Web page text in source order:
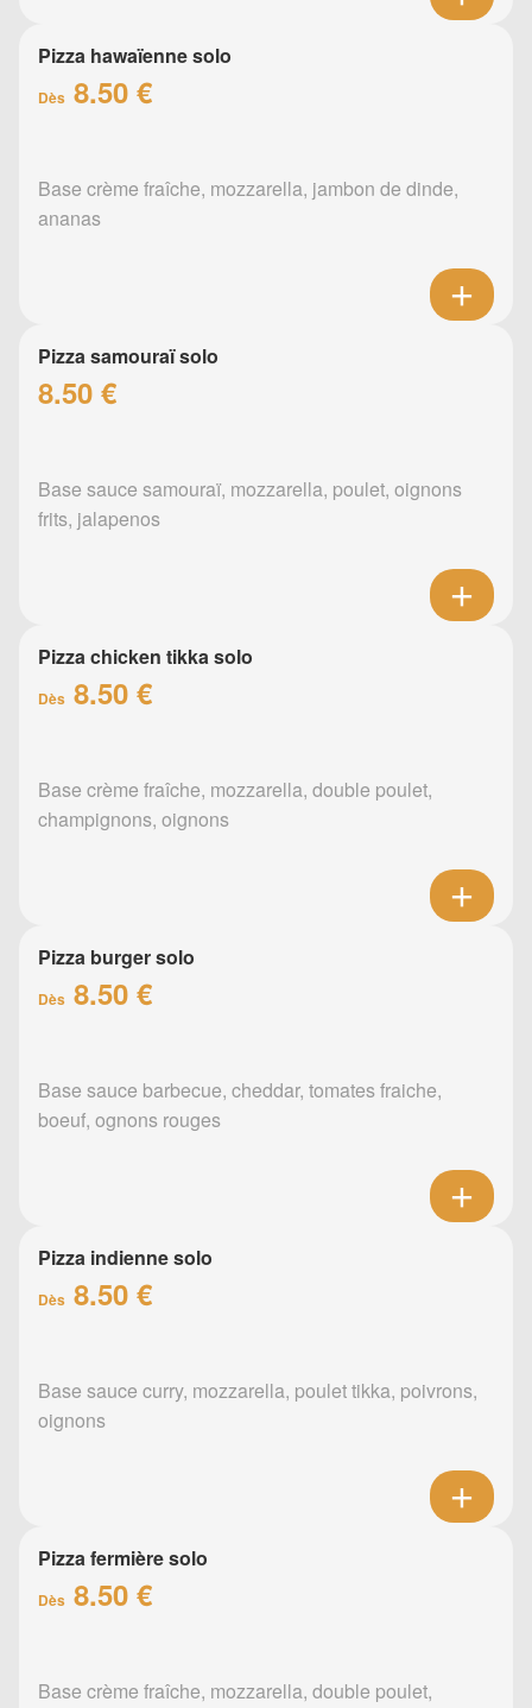
Pizza hawaïenne solo
Dès 8.50 €
Base crème fraîche, mozzarella, jambon de dinde,
ananas
Pizza samouraï solo
8.50 €
Base sauce samouraï, mozzarella, poulet, oignons
frits, jalapenos
Pizza chicken tikka solo
Dès 8.50 €
Base crème fraîche, mozzarella, double poulet,
champignons, oignons
Pizza burger solo
Dès 8.50 €
Base sauce barbecue, cheddar, tomates fraiche,
boeuf, ognons rouges
Pizza indienne solo
Dès 8.50 €
Base sauce curry, mozzarella, poulet tikka, poivrons,
oignons
Pizza fermière solo
Dès 8.50 €
Base crème fraîche, mozzarella, double poulet,